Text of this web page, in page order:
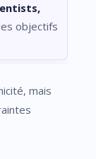
objectifs
mais